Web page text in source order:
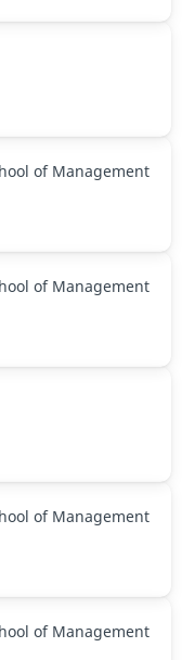
of Management
of Management
of Management
of Management